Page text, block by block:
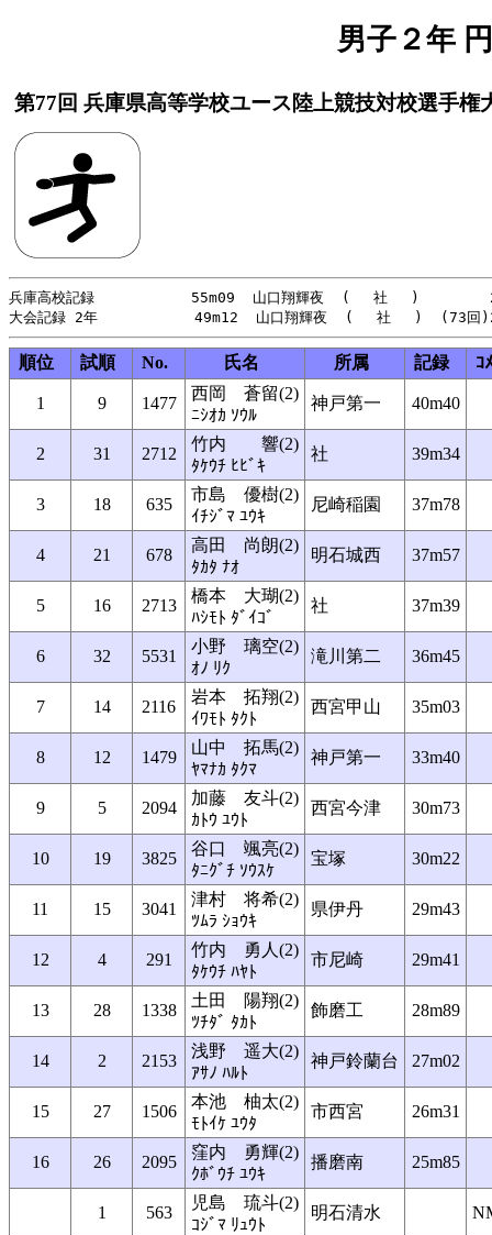
男子２年
第77回 兵庫県高等学校ユース陸上競技対校選手権
兵庫高校記録           55m09  山口翔輝夜  (　 社 　)
順位 試順 No. 氏名 所属 記録 ｺ
1 9 1477
西岡 蒼留(2)
ﾆｼｵｶ ｿｳﾙ
神戸第一 40m40
2 31 2712
竹内 響(2)
ﾀｹｳﾁ ﾋﾋﾞｷ
社 39m34
3 18 635
市島 優樹(2)
ｲﾁｼﾞﾏ ﾕｳｷ
尼崎稲園 37m78
4 21 678
高田 尚朗(2)
ﾀｶﾀ ﾅｵ
明石城西 37m57
5 16 2713
橋本 大瑚(2)
ﾊｼﾓﾄ ﾀﾞｲｺﾞ
社 37m39
6 32 5531
小野 璃空(2)
ｵﾉ ﾘｸ
滝川第二 36m45
7 14 2116
岩本 拓翔(2)
ｲﾜﾓﾄ ﾀｸﾄ
西宮甲山 35m03
8 12 1479
山中 拓馬(2)
ﾔﾏﾅｶ ﾀｸﾏ
神戸第一 33m40
9 5 2094
加藤 友斗(2)
ｶﾄｳ ﾕｳﾄ
西宮今津 30m73
10 19 3825
谷口 颯亮(2)
ﾀﾆｸﾞﾁ ｿｳｽｹ
宝塚 30m22
11 15 3041
津村 将希(2)
ﾂﾑﾗ ｼｮｳｷ
県伊丹 29m43
12 4 291
竹内 勇人(2)
ﾀｹｳﾁ ﾊﾔﾄ
市尼崎 29m41
13 28 1338
土田 陽翔(2)
ﾂﾁﾀﾞ ﾀｶﾄ
飾磨工 28m89
14 2 2153
浅野 遥大(2)
ｱｻﾉ ﾊﾙﾄ
神戸鈴蘭台 27m02
15 27 1506
本池 柚太(2)
ﾓﾄｲｹ ﾕｳﾀ
市西宮 26m31
16 26 2095
窪内 勇輝(2)
ｸﾎﾞｳﾁ ﾕｳｷ
播磨南 25m85
1 563
児島 琉斗(2)
ｺｼﾞﾏ ﾘｭｳﾄ
明石清水